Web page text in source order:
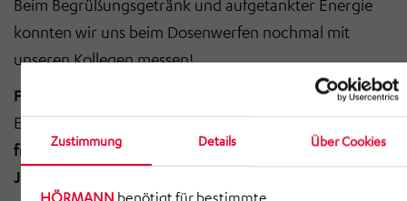
Zustimmung Details Über Cookies
Beim Begrüßungsgetränk und aufgetankter Energie
konnten wir uns beim Dosenwerfen nochmal mit
unseren Kollegen messen!
Fazit:
Ein perfekter Tag für Teamgeist, gemeinsames
Erleben und jede Menge Spaß an der frischen Luft.Wir
freuen uns schon auf die Teilnahme im nächsten
Jahr!